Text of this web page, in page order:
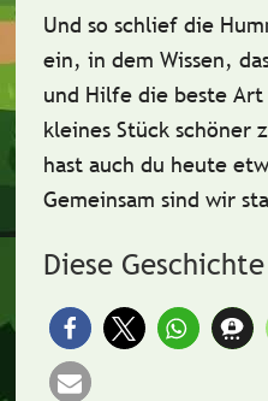
Und so schlief die
ein, in dem Wissen,
und Hilfedie beste Art
kleines Stück schöner
hast auch du heute
Gemeinsam sind wir
Diese